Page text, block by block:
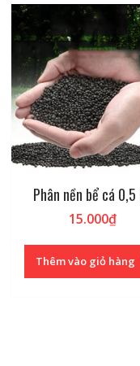
Phân nền bể cá
15.000₫
Thêm vào giỏ hàng